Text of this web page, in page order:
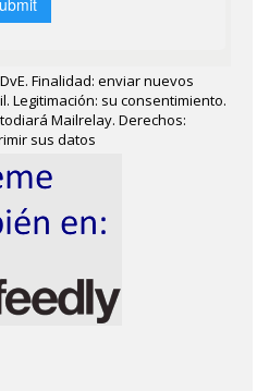
Finalidad: enviar nuevos
Legitimación: su consentimiento.
Mailrelay. Derechos:
sus datos